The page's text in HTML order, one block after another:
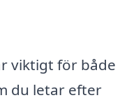
viktigt för både
du letar efter